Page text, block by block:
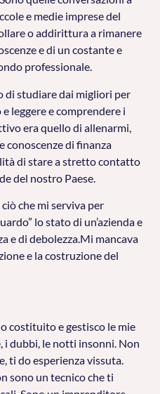
e medie imprese del
o addirittura a rimanere
e di un costante e
professionale.
di studiare dai migliori per
leggere e comprendere i
era quello di allenarmi,
conoscenze di finanza
di stare a stretto contatto
del nostro Paese.
che mi serviva per
lo stato di un’azienda e
e di debolezza.Mi mancava
e la costruzione del
costituito e gestisco le mie
i dubbi, le notti insonni. Non
ti do esperienza vissuta.
sono un tecnico che ti